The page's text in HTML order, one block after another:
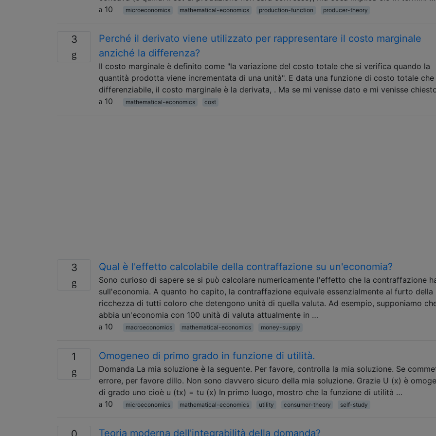
10
microeconomics mathematical-economics production-function producer-theory
3
Perché il derivato viene utilizzato per rappresentare il costo marginale
anziché la differenza?
Il costo marginale è definito come "la variazione del costo totale che si verifica quando la
quantità prodotta viene incrementata di una unità". E data una funzione di costo totale che
differenziabile, il costo marginale è la derivata, . Ma se mi venisse dato e mi venisse
10
mathematical-economics cost
3 Qual è l'effetto calcolabile della contraffazione su un'economia?
Sono curioso di sapere se si può calcolare numericamente l'effetto che la contraffazione
sull'economia. A quanto ho capito, la contraffazione equivale essenzialmente al furto della
ricchezza di tutti coloro che detengono unità di quella valuta. Ad esempio, supponiamo
abbia un'economia con 100 unità di valuta attualmente in …
10
macroeconomics mathematical-economics money-supply
1 Omogeneo di primo grado in funzione di utilità.
Domanda La mia soluzione è la seguente. Per favore, controlla la mia soluzione. Se
errore, per favore dillo. Non sono davvero sicuro della mia soluzione. Grazie U (x) è
di grado uno cioè u (tx) = tu (x) In primo luogo, mostro che la funzione di utilità …
10
microeconomics mathematical-economics utility consumer-theory self-study
Teoria moderna dell'integrabilità della domanda?